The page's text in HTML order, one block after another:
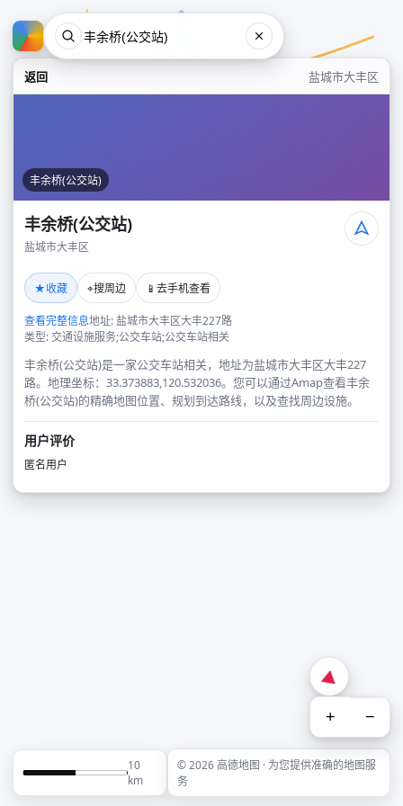
返回 盐城市大丰区
丰余桥(公交站)
丰余桥(公交站)
盐城市大丰区
★收藏 ⌖搜周边 📱 去手机查看
查看完整信息地址: 盐城市大丰区大丰227路
类型: 交通设施服务;公交车站;公交车站相关
丰余桥(公交站)是一家公交车站相关，地址为盐城市大丰区大丰227
路。地理坐标：33.373883,120.532036。您可以通过Amap查看丰余
桥(公交站)的精确地图位置、规划到达路线，以及查找周边设施。
用户评价
匿名用户
+ −
10
km
© 2026 高德地图 · 为您提供准确的地图服
务